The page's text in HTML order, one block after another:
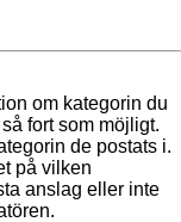
om kategorin du
fort som möjligt.
de postats i.
på vilken
anslag eller inte